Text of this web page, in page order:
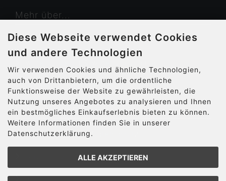
Mehr über...
Kontakt
Cookie Einstellungen
Informationen
Privatsphäre und Datenschutz
Impressum
Diese Webseite verwendet Cookies
und andere Technologien
Wir verwenden Cookies und ähnliche Technologien,
auch von Drittanbietern, um die ordentliche
Funktionsweise der Website zu gewährleisten, die
Nutzung unseres Angebotes zu analysieren und Ihnen
ein bestmögliches Einkaufserlebnis bieten zu können.
Weitere Informationen finden Sie in unserer
Datenschutzerklärung.
ALLE AKZEPTIEREN